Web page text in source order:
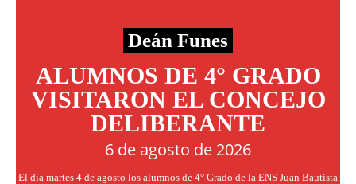
Deán Funes
ALUMNOS DE 4° GRADO
VISITARON EL CONCEJO
DELIBERANTE
6 de agosto de 2026
El día martes 4 de agosto los alumnos de 4° Grado de la ENS Juan Bautista